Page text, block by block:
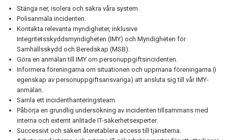
Stänga ner, isolera och säkra våra system.
Polisanmäla incidenten.
Kontakta relevanta myndigheter, inklusive
Integritetsskyddsmyndigheten (IMY) och Myndigheten för
Samhällsskydd och Beredskap (MSB).
Göra en anmälan till IMY om personuppgiftsincidenten.
Informera föreningarna om situationen och uppmana föreningarna (i
egenskap av personuppgiftsansvariga) att ansluta sig till vår IMY-
anmälan.
Samla ett incidenthanteringsteam.
Påbörja en grundlig undersökning av incidenten tillsammans med
interna och externt anlitade IT-säkerhetsexperter.
Successivt och säkert återetablera access till tjänsterna.